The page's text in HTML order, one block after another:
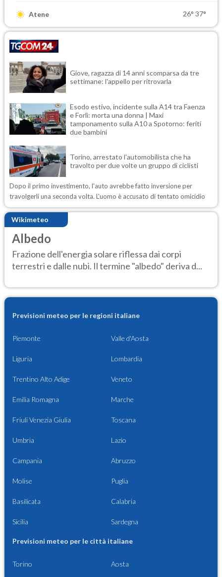
Atene 26° 37°
Giove, ragazza di 14 anni scomparsa da tre
settimane: l'appello per ritrovarla
Esodo estivo, incidente sulla A14 tra Faenza
e Forlì: morta una donna | Maxi
tamponamento sulla A10 a Spotorno: feriti
due bambini
Torino, arrestato l'automobilista che ha
travolto per due volte un gruppo di ciclisti
Dopo il primo investimento, l'auto avrebbe fatto inversione per
travolgerli una seconda volta. L'uomo è accusato di tentato omicidio
Wikimeteo
Albedo
Frazione dell'energia solare riflessa dai corpi
terrestri e dalle nubi. Il termine "albedo" deriva d...
Previsioni meteo per le regioni italiane
Piemonte Valle d'Aosta
Liguria Lombardia
Trentino Alto Adige Veneto
Emilia Romagna Marche
Friuli Venezia Giulia Toscana
Umbria Lazio
Campania Abruzzo
Molise Puglia
Basilicata Calabria
Sicilia Sardegna
Previsioni meteo per le città italiane
Torino Aosta